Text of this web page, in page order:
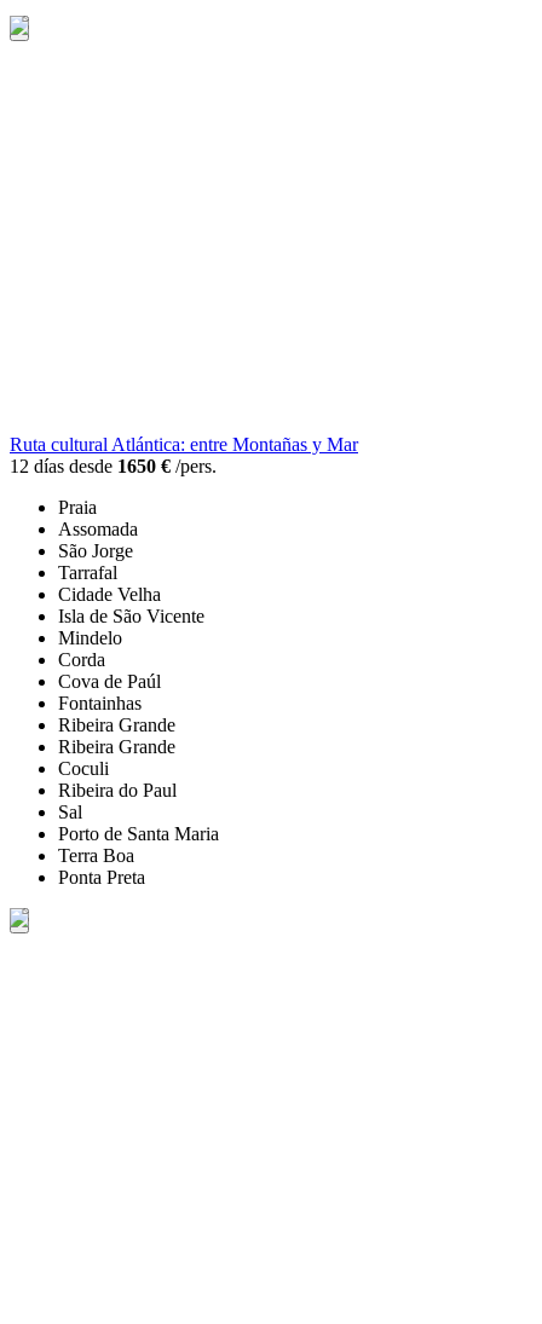
Ruta cultural Atlántica: entre Montañas y Mar
12 días desde 1650 € /pers.
Praia
Assomada
São Jorge
Tarrafal
Cidade Velha
Isla de São Vicente
Mindelo
Corda
Cova de Paúl
Fontainhas
Ribeira Grande
Ribeira Grande
Coculi
Ribeira do Paul
Sal
Porto de Santa Maria
Terra Boa
Ponta Preta